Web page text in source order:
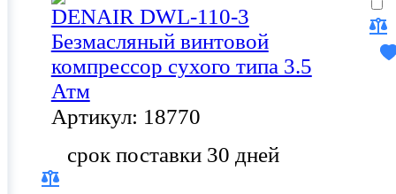
DENAIR DWL-110-3
Безмасляный винтовой
компрессор сухого типа 3.5
Атм
Артикул: 18770
срок поставки 30 дней